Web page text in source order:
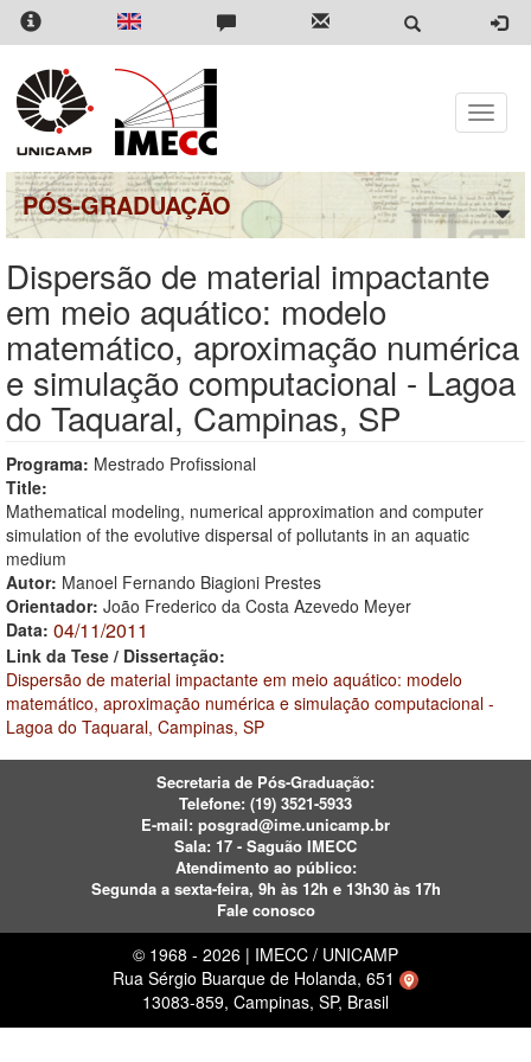
Pular
para
conteúdo
principal
Toggle
PÓS-GRADUAÇÃO
Dispersão de material impactante
em meio aquático: modelo
matemático, aproximação numérica
e simulação computacional - Lagoa
do Taquaral, Campinas, SP
Programa: Mestrado Profissional
Title:
Mathematical modeling, numerical approximation and computer
simulation of the evolutive dispersal of pollutants in an aquatic
medium
Autor: Manoel Fernando Biagioni Prestes
Orientador: João Frederico da Costa Azevedo Meyer
Data: 04/11/2011
Link da Tese / Dissertação:
Dispersão de material impactante em meio aquático: modelo
matemático, aproximação numérica e simulação computacional -
Lagoa do Taquaral, Campinas, SP
Secretaria de Pós-Graduação:
Telefone: (19) 3521-5933
E-mail: posgrad@ime.unicamp.br
Sala: 17 - Saguão IMECC
Atendimento ao público:
Segunda a sexta-feira, 9h às 12h e 13h30 às 17h
Fale conosco
© 1968 - 2026 | IMECC / UNICAMP
Rua Sérgio Buarque de Holanda, 651
13083-859, Campinas, SP, Brasil